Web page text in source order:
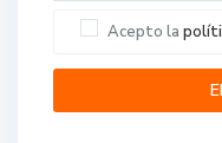
Acepto la